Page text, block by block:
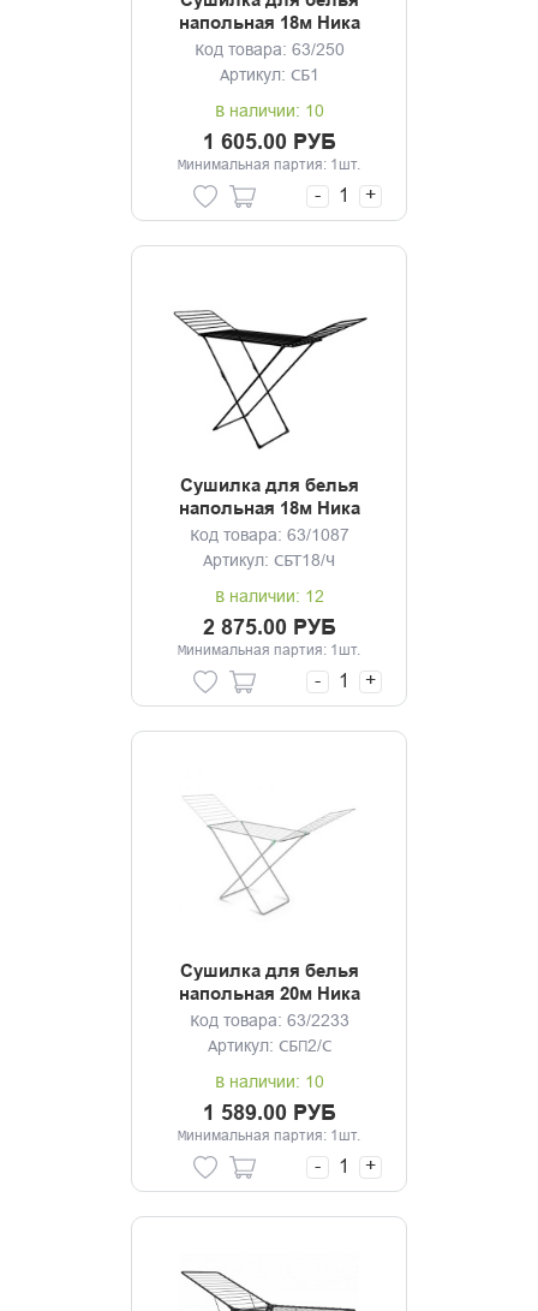
напольная 18м Ника
серебро
Код товара: 63/250
Артикул: СБ1
В наличии: 10
1 605.00 РУБ
Минимальная партия: 1шт.
- +
Сушилка для белья
напольная 18м Ника
черная
Код товара: 63/1087
Артикул: СБТ18/Ч
В наличии: 12
2 875.00 РУБ
Минимальная партия: 1шт.
- +
Сушилка для белья
напольная 20м Ника
серебро
Код товара: 63/2233
Артикул: СБП2/С
В наличии: 10
1 589.00 РУБ
Минимальная партия: 1шт.
- +